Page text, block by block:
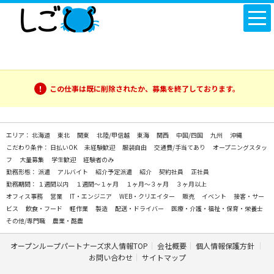
この仕事は既に削除されたか、募集を終了しております。
エリア： 北海道 東北 関東 北陸/甲信越 東海 関西 中国/四国 九州
沖縄
こだわり条件： 日払いOK 未経験歓迎 服装自由 交通費/手当てあり
オープニングスタッ
フ
大量募集 学生歓迎
経験者のみ
勤務形態： 派遣 アルバイト 紹介予定派遣 紹介 契約社員
正社員
勤務期間： １週間以内 １週間～１ヶ月 １ヶ月～３ヶ月
３ヶ月以上
オフィス事務
営業 IT・エンジニア WEB・クリエイター 販売 イベント
接客・サー
ビス
飲食・フード 軽作業 製造 配送・ドライバー
医療・介護・福祉・保育・栄養士
その他/専門職
農業・酪農
オープンループパートナーズ求人情報TOP 会社概要
個人情報保護方針
お問い合わせ
サイトマップ